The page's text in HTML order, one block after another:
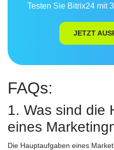
Testen Sie Bitrix24 mit
JETZT
FAQs:
1. Was sind die
eines
Die Hauptaufgaben eines